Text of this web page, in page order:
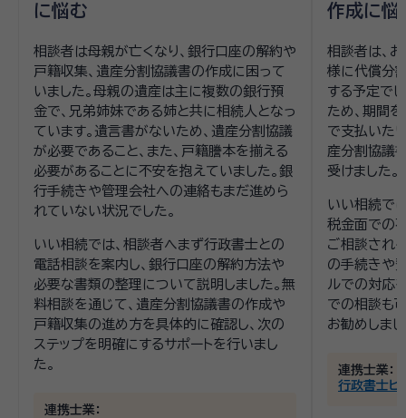
に悩む
相談者は母親が亡くなり、銀行口座の解約や
戸籍収集、遺産分割協議書の作成に困って
いました。母親の遺産は主に複数の銀行預
金で、兄弟姉妹である姉と共に相続人となっ
ています。遺言書がないため、遺産分割協議
が必要であること、また、戸籍謄本を揃える
必要があることに不安を抱えていました。銀
行手続きや管理会社への連絡もまだ進めら
れていない状況でした。
いい相続では、相談者へまず行政書士との
電話相談を案内し、銀行口座の解約方法や
必要な書類の整理について説明しました。無
料相談を通じて、遺産分割協議書の作成や
戸籍収集の進め方を具体的に確認し、次の
ステップを明確にするサポートを行いまし
た。
連携士業：
作成に悩
相談者は、
様に代償分
する予定で
ため、期間
で支払いた
産分割協議
受けました。
いい相続で
税金面での
ご相談され
の手続きや
ルでの対応
での相談も
お勧めしまし
連携士業：
行政書士ヒ